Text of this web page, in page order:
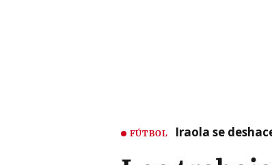
FÚTBOL Iraola se